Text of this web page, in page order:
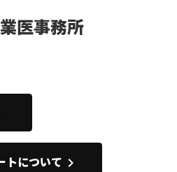
医事務所
トについて keyboard_arrow_right